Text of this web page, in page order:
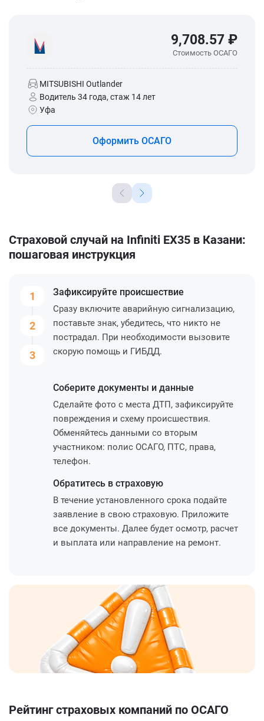
9,708.57 ₽
Стоимость ОСАГО
MITSUBISHI Outlander
Водитель 34 года, стаж 14 лет
Уфа
Оформить ОСАГО
Страховой случай на Infiniti EX35 в Казани:
пошаговая инструкция
1
2
3
Зафиксируйте происшествие
Сразу включите аварийную сигнализацию,
поставьте знак, убедитесь, что никто не
пострадал. При необходимости вызовите
скорую помощь и ГИБДД.
Соберите документы и данные
Сделайте фото с места ДТП, зафиксируйте
повреждения и схему происшествия.
Обменяйтесь данными со вторым
участником: полис ОСАГО, ПТС, права,
телефон.
Обратитесь в страховую
В течение установленного срока подайте
заявление в свою страховую. Приложите
все документы. Далее будет осмотр, расчет
и выплата или направление на ремонт.
Рейтинг страховых компаний по ОСАГО